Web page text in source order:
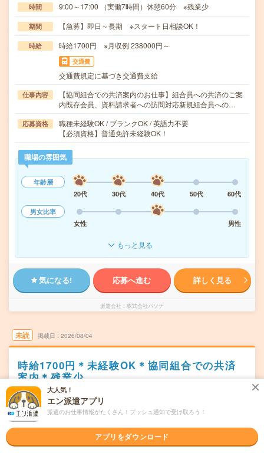
時間 9:00～17:00 （実働7時間）休憩60分 ※残業少
期間 【急募】即日～長期 ※スタート日相談OK！
時給 時給1700円 ※月収例 238000円～
交通費
交通費規定に基づき交通費支給
仕事内容
【協同組合での共済案内のお仕事】組合員への共済のご案
内既存会員、資料請求者への訪問対応新規組合員への…
応募資格
職種未経験OK / ブランクOK / 英語力不要
【必須資格】普通免許未経験OK！
職場の雰囲気
年齢層
20代
30代 40代 50代
60代
男女比率
女性
男性
もっと見る
気になる! 応募へ進む 詳しく見る
派遣会社 株式会社パソナ
未読 掲載日 2026/08/04
時給1700円＊未経験OK＊協同組合での共済
案内＊残業少
職種未経験OK
派遣
埼玉県蕨市
戸田(埼玉県)駅から徒歩15分
大人気！
エン派遣アプリ
派遣のお仕事情報がたくさん！プッシュ通知で受け取ろう！
アプリをダウンロード